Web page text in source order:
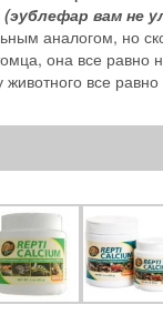
(эублефар вам не
аналогом, но
она все равно
все равно